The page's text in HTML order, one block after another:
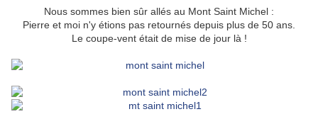
Nous sommes bien sûr allés au Mont Saint Michel :
Pierre et moi n'y étions pas retournés depuis plus de 50 ans.
Le coupe-vent était de mise de jour là !